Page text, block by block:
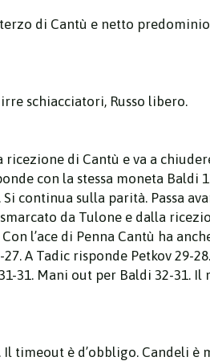
di Cantù e netto
schiacciatori, Russo libero.
ricezione di Cantù e va a
con la stessa moneta Baldi
continua sulla parità. Passa
da Tulone e dalla
l’ace di Penna Cantù ha
A Tadic risponde Petkov 29-
31. Mani out per Baldi 32-31. Il
timeout è d’obbligo. Candeli è